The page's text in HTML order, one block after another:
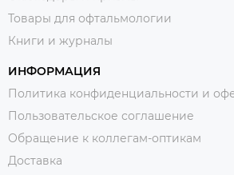
Товары для офтальмологии
Книги и журналы
ИНФОРМАЦИЯ
Политика конфиденциальности и
Пользовательское соглашение
Обращение к коллегам-оптикам
Доставка